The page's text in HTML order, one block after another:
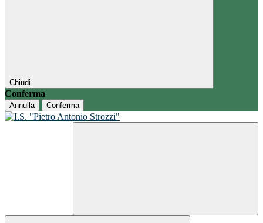
Chiudi
Conferma
Annulla Conferma